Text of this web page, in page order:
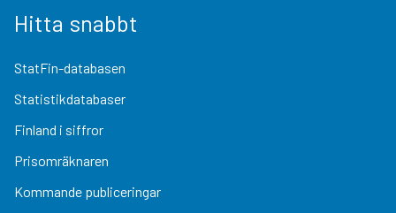
Hitta snabbt
StatFin-databasen
Statistikdatabaser
Finland i siffror
Prisomräknaren
Kommande publiceringar